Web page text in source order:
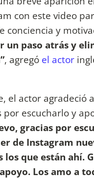
con este video
conciencia y
un paso atrás y
, agregó el actor
el actor agradeció
por escucharlo y
gracias por
de Instagram
los que están ahí.
Los amo a